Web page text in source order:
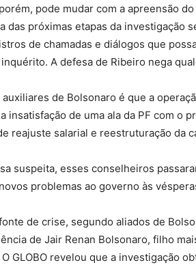
pode mudar com a apreensão
das próximas etapas da investigação
de chamadas e diálogos que
A defesa de Ribeiro nega
auxiliares de Bolsonaro é que a
insatisfação de uma ala da PF com o
reajuste salarial e reestruturação da
suspeita, esses conselheiros
problemas ao governo às
de crise, segundo aliados de
de Jair Renan Bolsonaro, filho
O GLOBO revelou que a investigação